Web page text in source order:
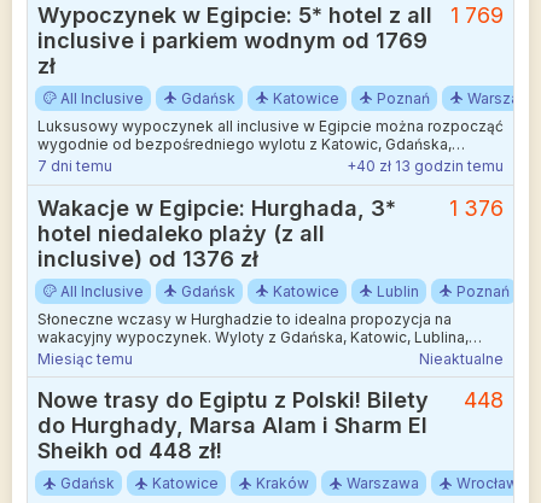
Wypoczynek w Egipcie: 5* hotel z all
inclusive i parkiem wodnym od 1769
zł
1 769
All Inclusive Gdańsk Katowice Poznań
Warszawa
Luksusowy wypoczynek all inclusive w Egipcie można rozpocząć
wygodnie od bezpośredniego wylotu z Katowic, Gdańska,
Poznania i Warszawy.
7 dni temu +40 zł 13 godzin temu
Wakacje w Egipcie: Hurghada, 3*
hotel niedaleko plaży (z all
inclusive) od 1376 zł
1 376
All Inclusive Gdańsk Katowice Lublin
Poznań
Słoneczne wczasy w Hurghadzie to idealna propozycja na
wakacyjny wypoczynek. Wyloty z Gdańska, Katowic, Lublina,
Łodzi, Poznania, Rzeszowa, Warszawy lub Wrocławia
Miesiąc temu Nieaktualne
Nowe trasy do Egiptu z Polski! Bilety
do Hurghady, Marsa Alam i Sharm El
Sheikh od 448 zł!
448
Gdańsk Katowice Kraków Warszawa
Wrocław